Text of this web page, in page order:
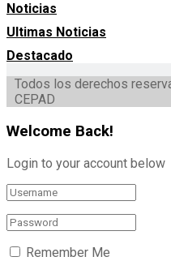
Noticias
Ultimas Noticias
Destacado
Todos los derechos
CEPAD
Welcome Back!
Login to your account below
Remember Me